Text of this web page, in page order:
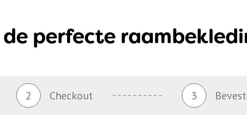
perfecte
2 Checkout 3